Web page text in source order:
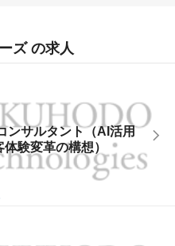
ズ の求人
ンサルタント（AI活用
験変革の構想）